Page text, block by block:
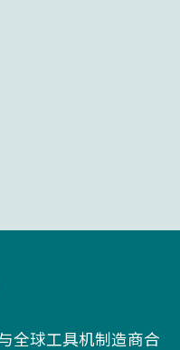
全球工具机制造商合